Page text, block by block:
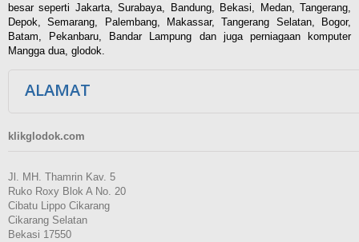
besar seperti Jakarta, Surabaya, Bandung, Bekasi, Medan, Tangerang,
Depok, Semarang, Palembang, Makassar, Tangerang Selatan, Bogor,
Batam, Pekanbaru, Bandar Lampung dan juga perniagaan komputer
Mangga dua, glodok.
ALAMAT
klikglodok.com
Jl. MH. Thamrin Kav. 5
Ruko Roxy Blok A No. 20
Cibatu Lippo Cikarang
Cikarang Selatan
Bekasi 17550